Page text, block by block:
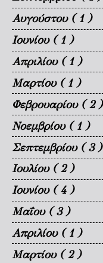
Αυγούστου ( 1 )
Ιουνίου ( 1 )
Απριλίου ( 1 )
Μαρτίου ( 1 )
Φεβρουαρίου ( 2 )
Νοεμβρίου ( 1 )
Σεπτεμβρίου ( 3 )
Ιουλίου ( 2 )
Ιουνίου ( 4 )
Μαΐου ( 3 )
Απριλίου ( 1 )
Μαρτίου ( 2 )